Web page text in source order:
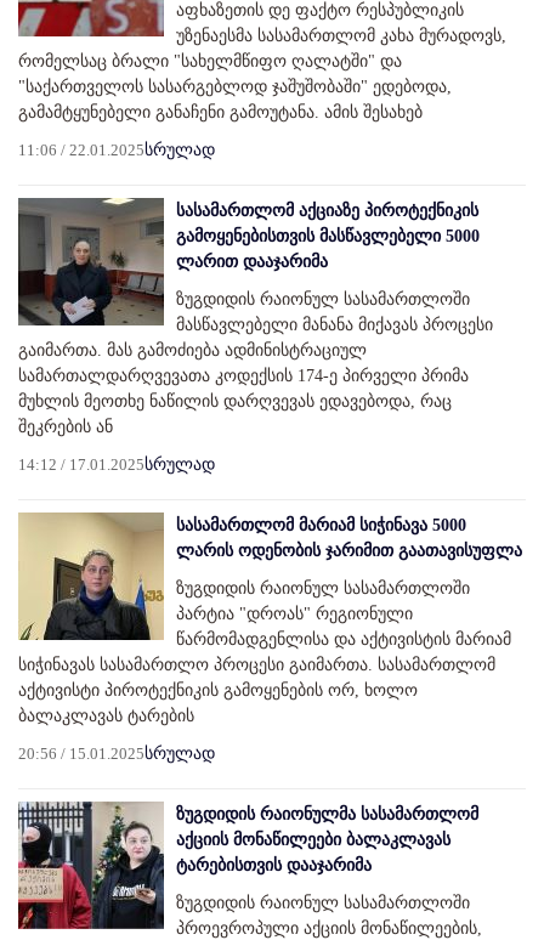
აფხაზეთის დე ფაქტო რესპუბლიკის
უზენაესმა სასამართლომ კახა მურადოვს,
რომელსაც ბრალი "სახელმწიფო ღალატში" და
"საქართველოს სასარგებლოდ ჯაშუშობაში" ედებოდა,
გამამტყუნებელი განაჩენი გამოუტანა. ამის შესახებ
11:06 / 22.01.2025სრულად
სასამართლომ აქციაზე პიროტექნიკის
გამოყენებისთვის მასწავლებელი 5000
ლარით დააჯარიმა
ზუგდიდის რაიონულ სასამართლოში
მასწავლებელი მანანა მიქავას პროცესი
გაიმართა. მას გამოძიება ადმინისტრაციულ
სამართალდარღვევათა კოდექსის 174-ე პირველი პრიმა
მუხლის მეოთხე ნაწილის დარღვევას ედავებოდა, რაც
შეკრების ან
14:12 / 17.01.2025სრულად
სასამართლომ მარიამ სიჭინავა 5000
ლარის ოდენობის ჯარიმით გაათავისუფლა
ზუგდიდის რაიონულ სასამართლოში
პარტია "დროას" რეგიონული
წარმომადგენლისა და აქტივისტის მარიამ
სიჭინავას სასამართლო პროცესი გაიმართა. სასამართლომ
აქტივისტი პიროტექნიკის გამოყენების ორ, ხოლო
ბალაკლავას ტარების
20:56 / 15.01.2025სრულად
ზუგდიდის რაიონულმა სასამართლომ
აქციის მონაწილეები ბალაკლავას
ტარებისთვის დააჯარიმა
ზუგდიდის რაიონულ სასამართლოში
პროევროპული აქციის მონაწილეების,